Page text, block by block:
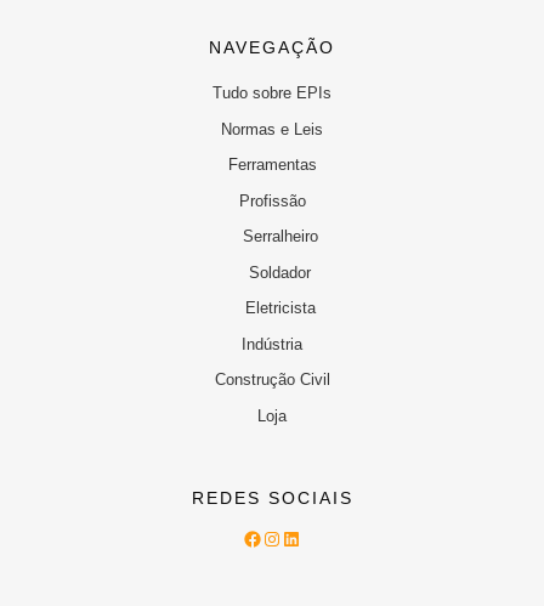
NAVEGAÇÃO
Tudo sobre EPIs
Normas e Leis
Ferramentas
Profissão
Serralheiro
Soldador
Eletricista
Indústria
Construção Civil
Loja
REDES SOCIAIS
Facebook
Instagram
LinkedIn